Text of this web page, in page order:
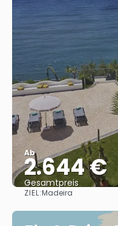
Ab
2.644 €
Gesamtpreis
ZIEL:Madeira